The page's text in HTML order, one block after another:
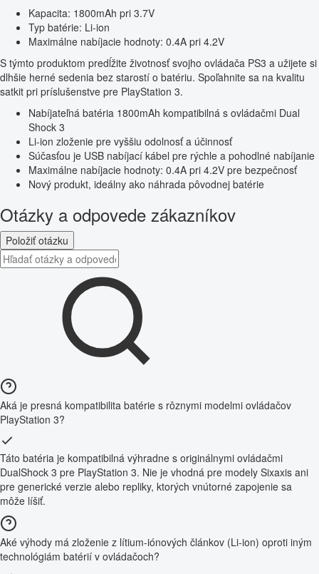
Kapacita: 1800mAh pri 3.7V
Typ batérie: Li-ion
Maximálne nabíjacie hodnoty: 0.4A pri 4.2V
S týmto produktom predĺžite životnosť svojho ovládača PS3 a užijete si
dlhšie herné sedenia bez starostí o batériu. Spoľahnite sa na kvalitu
satkit pri príslušenstve pre PlayStation 3.
Nabíjateľná batéria 1800mAh kompatibilná s ovládačmi Dual
Shock 3
Li-ion zloženie pre vyššiu odolnosť a účinnosť
Súčasťou je USB nabíjací kábel pre rýchle a pohodlné nabíjanie
Maximálne nabíjacie hodnoty: 0.4A pri 4.2V pre bezpečnosť
Nový produkt, ideálny ako náhrada pôvodnej batérie
Otázky a odpovede zákazníkov
Položiť otázku
Aká je presná kompatibilita batérie s rôznymi modelmi ovládačov
PlayStation 3?
Táto batéria je kompatibilná výhradne s originálnymi ovládačmi
DualShock 3 pre PlayStation 3. Nie je vhodná pre modely Sixaxis ani
pre generické verzie alebo repliky, ktorých vnútorné zapojenie sa
môže líšiť.
Aké výhody má zloženie z lítium-iónových článkov (Li-ion) oproti iným
technológiám batérií v ovládačoch?